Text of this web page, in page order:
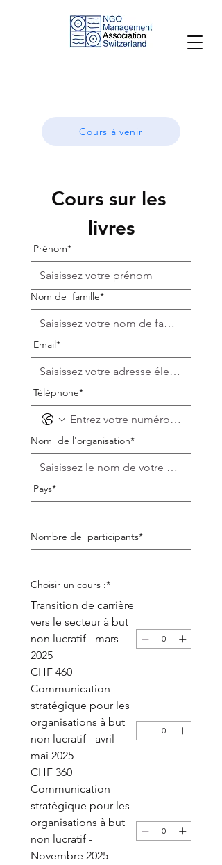
Cours à venir
Cours sur les
livres
Prénom*
Nom de famille*
Email*
Téléphone*
Nom de l'organisation*
Pays*
Nombre de participants*
Choisir un cours :*
Transition de carrière
vers le secteur à but
non lucratif - mars
2025
CHF 460
Communication
stratégique pour les
organisations à but
non lucratif - avril -
mai 2025
CHF 360
Communication
stratégique pour les
organisations à but
non lucratif -
Novembre 2025